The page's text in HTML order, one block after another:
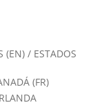
(EN)/ ESTADOS
(FR)